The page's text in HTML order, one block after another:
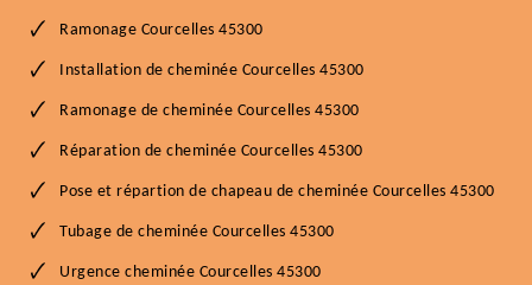
Ramonage Courcelles 45300
Installation de cheminée Courcelles 45300
Ramonage de cheminée Courcelles 45300
Réparation de cheminée Courcelles 45300
Pose et répartion de chapeau de cheminée Courcelles 45300
Tubage de cheminée Courcelles 45300
Urgence cheminée Courcelles 45300